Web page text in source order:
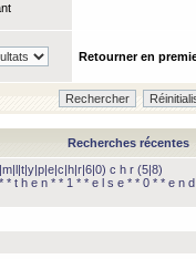
Retourner en
Recherches récentes
c h r (5|8)
t h e n * * 1 * * e l s e * * 0 * * e n